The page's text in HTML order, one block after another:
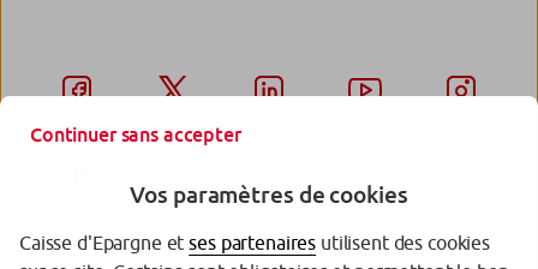
Continuer sans accepter
Vos paramètres de cookies
Caisse d'Epargne etses partenaires utilisent des cookies